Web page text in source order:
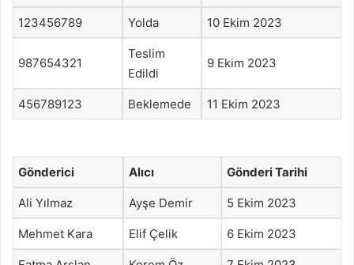
123456789 Yolda 10 Ekim 2023
987654321
Teslim
Edildi
9 Ekim 2023
456789123 Beklemede 11 Ekim 2023
Gönderici Alıcı Gönderi Tarihi
Ali Yılmaz Ayşe Demir 5 Ekim 2023
Mehmet Kara Elif Çelik 6 Ekim 2023